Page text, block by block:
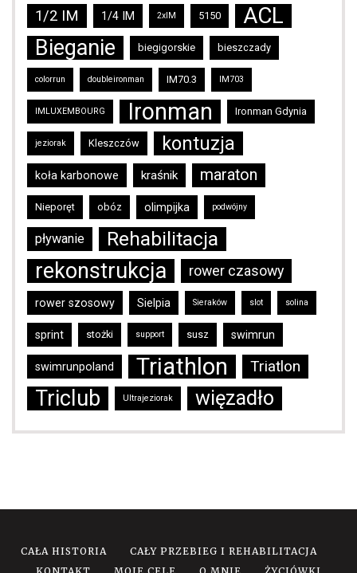
1/2 IM 1/4 IM 2xIM 5150 ACL
Bieganie biegigorskie bieszczady
colorrun doubleironman IM70.3 IM703
IMLUXEMBOURG Ironman Ironman Gdynia
jeziorak Kleszczów kontuzja
koła karbonowe kraśnik maraton
Nieporęt obóz olimpijka podwójny
pływanie Rehabilitacja
rekonstrukcja rower czasowy
rower szosowy Sielpia Sieraków slot solina
sprint stożki support susz swimrun
swimrunpoland Triathlon Triatlon
Triclub Ultrajeziorak więzadło
CAŁA HISTORIA
CAŁY PRZEBIEG I REHABILITACJA